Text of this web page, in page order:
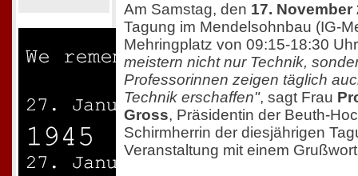
Am Samstag, den 17. November
Tagung im Mendelsohnbau (IG-
Mehringplatz von 09:15-18:30
meistern nicht nur Technik,
Professorinnen zeigen täglich
Technik erschaffen", sagt Frau
Gross, Präsidentin der Beuth-
Schirmherrin der diesjährigen
Veranstaltung mit einem